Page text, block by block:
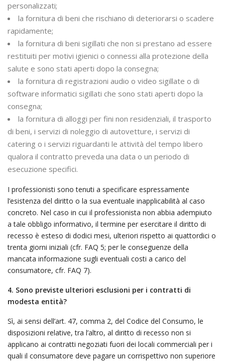
personalizzati;
la fornitura di beni che rischiano di deteriorarsi o scadere
rapidamente;
la fornitura di beni sigillati che non si prestano ad essere
restituiti per motivi igienici o connessi alla protezione della
salute e sono stati aperti dopo la consegna;
la fornitura di registrazioni audio o video sigillate o di
software informatici sigillati che sono stati aperti dopo la
consegna;
la fornitura di alloggi per fini non residenziali, il trasporto
di beni, i servizi di noleggio di autovetture, i servizi di
catering o i servizi riguardanti le attività del tempo libero
qualora il contratto preveda una data o un periodo di
esecuzione specifici.
I professionisti sono tenuti a specificare espressamente
l’esistenza del diritto o la sua eventuale inapplicabilità al caso
concreto. Nel caso in cui il professionista non abbia adempiuto
a tale obbligo informativo, il termine per esercitare il diritto di
recesso è esteso di dodici mesi, ulteriori rispetto ai quattordici o
trenta giorni iniziali (cfr. FAQ 5; per le conseguenze della
mancata informazione sugli eventuali costi a carico del
consumatore, cfr. FAQ 7).
4. Sono previste ulteriori esclusioni per i contratti di
modesta entità?
Sì, ai sensi dell’art. 47, comma 2, del Codice del Consumo, le
disposizioni relative, tra l’altro, al diritto di recesso non si
applicano ai contratti negoziati fuori dei locali commerciali per i
quali il consumatore deve pagare un corrispettivo non superiore